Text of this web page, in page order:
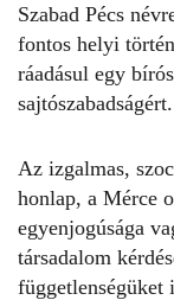
Szabad Pécs
fontos helyi
ráadásul egy
sajtószabadságért.
Az izgalmas,
honlap, a Mérce
egyenjogúsága
társadalom
függetlenségüket